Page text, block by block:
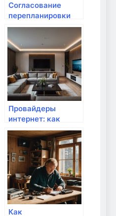
Согласование
перепланировки
квартиры в Санкт-
Петербурге —
узаконим уже
сделанную
перепланировку —
Pereplan
Провайдеры
интернет: как
найти лучшие
предложения
Как